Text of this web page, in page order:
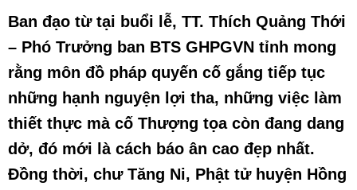
Ban đạo từ tại buổi lễ, TT. Thích Quảng Thới
– Phó Trưởng ban BTS GHPGVN tỉnh mong
rằng môn đồ pháp quyến cố gắng tiếp tục
những hạnh nguyện lợi tha, những việc làm
thiết thực mà cố Thượng tọa còn đang dang
dở, đó mới là cách báo ân cao đẹp nhất.
Đồng thời, chư Tăng Ni, Phật tử huyện Hồng